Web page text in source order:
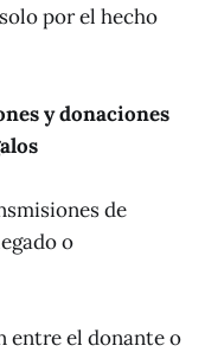
por el hecho
y donaciones
de
o
entre el donante o